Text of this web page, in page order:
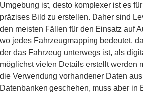
Umgebung ist, desto komplexer ist es
präzises Bild zu erstellen. Daher sind
den meisten Fällen für den Einsatz auf
wo jedes Fahrzeugmapping bedeutet,
der das Fahrzeug unterwegs ist, als
möglichst vielen Details erstellt werden
die Verwendung vorhandener Daten
Datenbanken geschehen, muss aber in